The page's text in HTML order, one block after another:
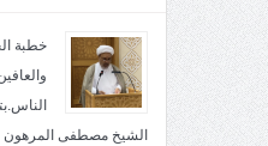
الشيخ مصطفى المرهون